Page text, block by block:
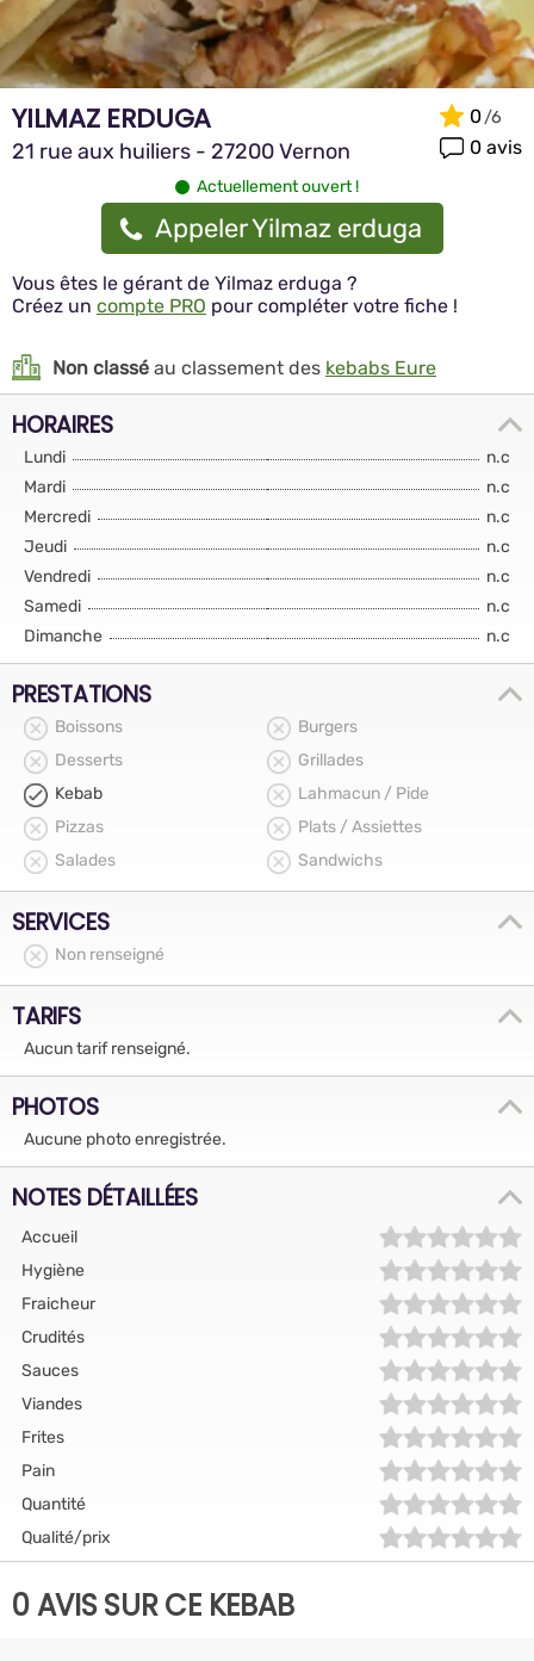
YILMAZ ERDUGA
21 rue aux huiliers - 27200 Vernon
0
0 avis
Actuellement ouvert !
Appeler Yilmaz erduga
Vous êtes le gérant de Yilmaz erduga ?
Créez un compte PRO pour compléter votre fiche !
Non classé au classement des kebabs Eure
HORAIRES
Lundi
n.c
Mardi
n.c
Mercredi
n.c
Jeudi
n.c
Vendredi
n.c
Samedi
n.c
Dimanche
n.c
PRESTATIONS
Boissons
Burgers
Desserts
Grillades
Kebab
Lahmacun / Pide
Pizzas
Plats / Assiettes
Salades
Sandwichs
SERVICES
Non renseigné
TARIFS
Aucun tarif renseigné.
PHOTOS
Aucune photo enregistrée.
NOTES DÉTAILLÉES
Accueil
Hygiène
Fraicheur
Crudités
Sauces
Viandes
Frites
Pain
Quantité
Qualité/prix
0 AVIS SUR CE KEBAB